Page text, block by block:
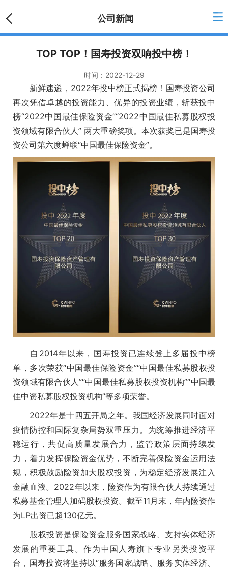
公司新闻
TOP TOP！国寿投资双响投中榜！
时间： 2022-12-29
新鲜速递，2022年投中榜正式揭榜！国寿投资公司
再次凭借卓越的投资能力、优异的投资业绩，斩获投中
榜“2022中国最佳保险资金”“2022中国最佳私募股权投
资领域有限合伙人” 两大重磅奖项。本次获奖已是国寿投
资公司第六度蝉联“中国最佳保险资金”。
自2014年以来，国寿投资已连续登上多届投中榜
单，多次荣获“中国最佳保险资金”“中国最佳私募股权投
资领域有限合伙人”“中国最佳私募股权投资机构”“中国最
佳中资私募股权投资机构”等多项荣誉。
2022年是十四五开局之年。我国经济发展同时面对
疫情防控和国际复杂局势双重压力。为统筹推进经济平
稳运行，共促高质量发展合力，监管政策层面持续发
力，着力发挥保险资金优势，不断完善保险资金运用法
规，积极鼓励险资加大股权投资，为稳定经济发展注入
金融血液。2022年以来，险资作为有限合伙人持续通过
私募基金管理人加码股权投资。截至11月末，年内险资作
为LP出资已超130亿元。
股权投资是保险资金服务国家战略、支持实体经济
发展的重要工具。作为中国人寿旗下专业另类投资平
台，国寿投资将坚持以“服务国家战略、服务实体经济、